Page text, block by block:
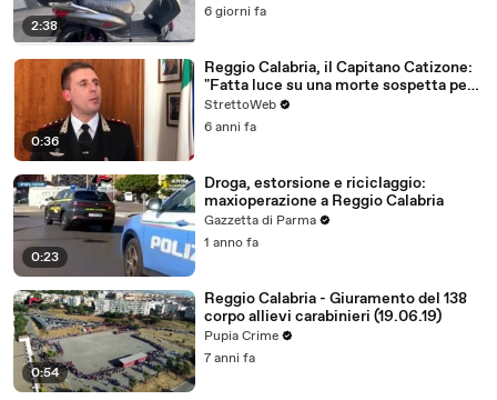
2:38
6 giorni fa
0:36
Reggio Calabria, il Capitano Catizone:
"Fatta luce su una morte sospetta per
presunte cause naturali"
StrettoWeb
6 anni fa
0:23
Droga, estorsione e riciclaggio:
maxioperazione a Reggio Calabria
Gazzetta di Parma
1 anno fa
0:54
Reggio Calabria - Giuramento del 138
corpo allievi carabinieri (19.06.19)
Pupia Crime
7 anni fa